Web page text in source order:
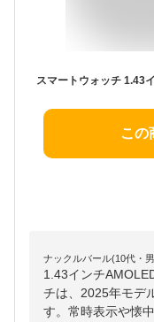
この
ナックルバール(10代・
1.43インチ
チは、2025年モデ
す。常時表示や懐